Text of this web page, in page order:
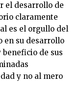
el desarrollo de
claramente
es el orgullo del
en su desarrollo
de sus
y no al mero